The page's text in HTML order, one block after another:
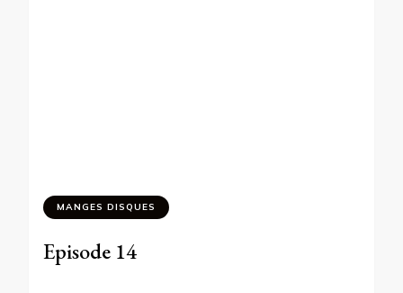
MANGES DISQUES
Episode 14